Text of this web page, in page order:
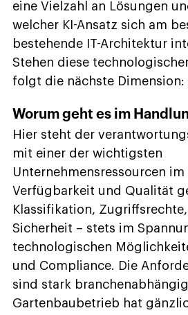
eine Vielzahl an Lösungen
welcher KI-Ansatz sich am
bestehende IT-Architektur
Stehen diese
folgt die nächste Dimension:
Worum geht es im
Hier steht der
mit einer der wichtigsten
Unternehmensressourcen
Verfügbarkeit und Qualität
Klassifikation,
Sicherheit – stets im
technologischen
und Compliance. Die
sind stark
Gartenbaubetrieb hat